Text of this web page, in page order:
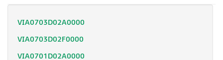
VIA0703D02A0000
VIA0703D02F0000
VIA0701D02A0000